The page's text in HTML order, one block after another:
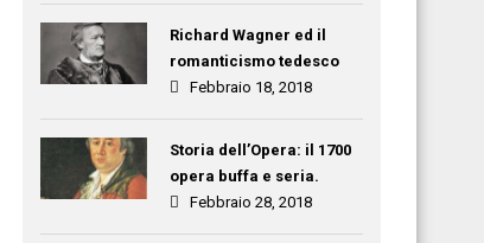
Richard Wagner ed il
romanticismo tedesco
Febbraio 18, 2018
Storia dell’Opera: il 1700
opera buffa e seria.
Febbraio 28, 2018